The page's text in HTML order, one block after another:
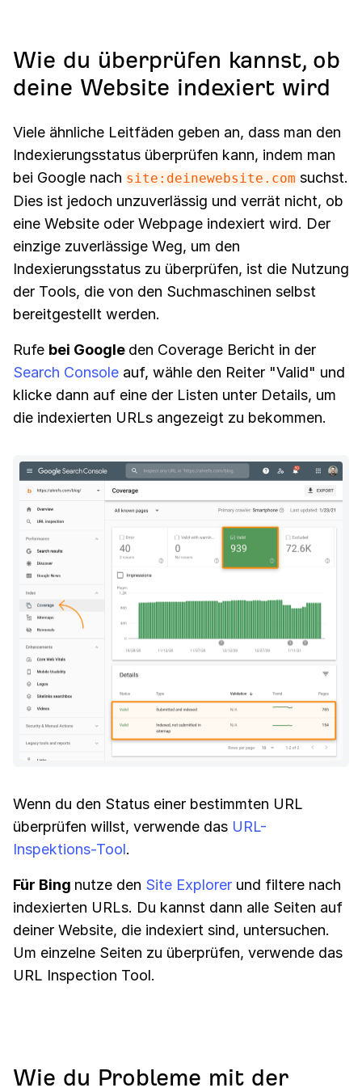
Wie du überprüfen kannst, ob
deine Website indexiert wird
Viele ähnliche Leitfäden geben an, dass man den
Indexierungsstatus überprüfen kann, indem man
bei Google nach site:deinewebsite.com suchst.
Dies ist jedoch unzuverlässig und verrät nicht, ob
eine Website oder Webpage indexiert wird. Der
einzige zuverlässige Weg, um den
Indexierungsstatus zu überprüfen, ist die Nutzung
der Tools, die von den Suchmaschinen selbst
bereitgestellt werden.
Rufe bei Google den Coverage Bericht in der
Search Console auf, wähle den Reiter "Valid" und
klicke dann auf eine der Listen unter Details, um
die indexierten URLs angezeigt zu bekommen.
Wenn du den Status einer bestimmten URL
überprüfen willst, verwende das URL-
Inspektions-Tool.
Für Bing nutze den Site Explorer und filtere nach
indexierten URLs. Du kannst dann alle Seiten auf
deiner Website, die indexiert sind, untersuchen.
Um einzelne Seiten zu überprüfen, verwende das
URL Inspection Tool.
Wie du Probleme mit der